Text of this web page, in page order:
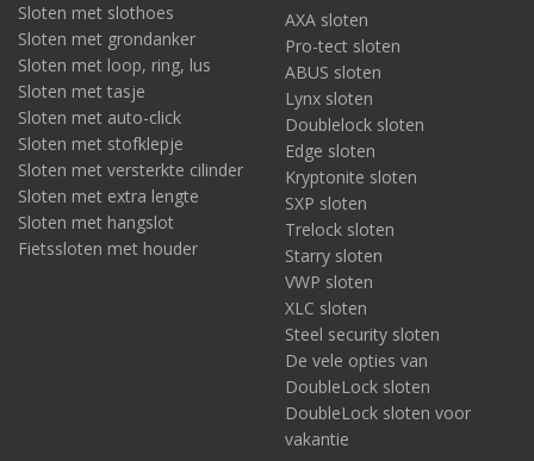
Sloten met slothoes
Sloten met grondanker
Sloten met loop, ring, lus
Sloten met tasje
Sloten met auto-click
Sloten met stofklepje
Sloten met versterkte cilinder
Sloten met extra lengte
Sloten met hangslot
Fietssloten met houder
AXA sloten
Pro-tect sloten
ABUS sloten
Lynx sloten
Doublelock sloten
Edge sloten
Kryptonite sloten
SXP sloten
Trelock sloten
Starry sloten
VWP sloten
XLC sloten
Steel security sloten
De vele opties van
DoubleLock sloten
DoubleLock sloten voor
vakantie